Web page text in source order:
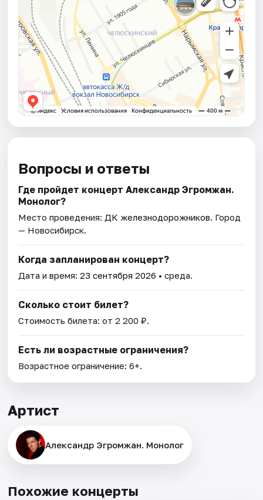
Вопросы и ответы
Где пройдет концерт Александр Эгромжан.
Монолог?
Место проведения: ДК железнодорожников. Город
— Новосибирск.
Когда запланирован концерт?
Дата и время:23 сентября 2026 • среда.
Сколько стоит билет?
Стоимость билета: от 2 200 ₽.
Есть ли возрастные ограничения?
Возрастное ограничение: 6+.
Артист
Александр Эгромжан. Монолог
Похожие концерты